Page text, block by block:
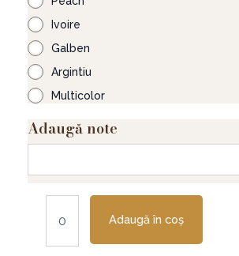
Ivoire
Galben
Argintiu
Multicolor
Adaugă note
Adaugă în coș